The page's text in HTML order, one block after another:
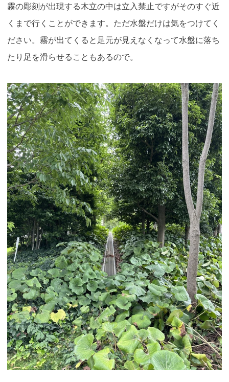
霧の彫刻が出現する木立の中は立入禁止ですがそのすぐ近
くまで行くことができます。ただ水盤だけは気をつけてく
ださい。霧が出てくると足元が見えなくなって水盤に落ち
たり足を滑らせることもあるので。